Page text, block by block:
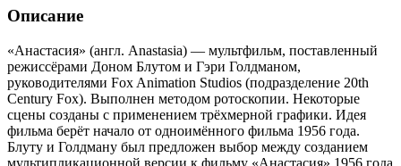
Описание
«Анастасия» (англ. Anastasia) — мультфильм, поставленный
режиссёрами Доном Блутом и Гэри Голдманом,
руководителями Fox Animation Studios (подразделение 20th
Century Fox). Выполнен методом ротоскопии. Некоторые
сцены созданы с применением трёхмерной графики. Идея
фильма берёт начало от одноимённого фильма 1956 года.
Блуту и Голдману был предложен выбор между созданием
мультипликационной версии к фильму «Анастасия» 1956 года